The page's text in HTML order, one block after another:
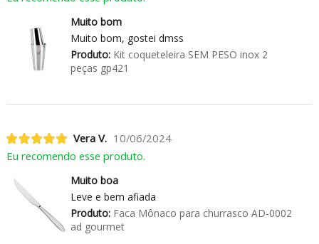
Muito bom
Muito bom, gostei dmss
Produto:Kit coqueteleira SEM PESO inox 2
peças gp421
Vera V. 10/06/2024
Eu recomendo esse produto.
Muito boa
Leve e bem afiada
Produto:Faca Mônaco para churrasco AD-0002
ad gourmet